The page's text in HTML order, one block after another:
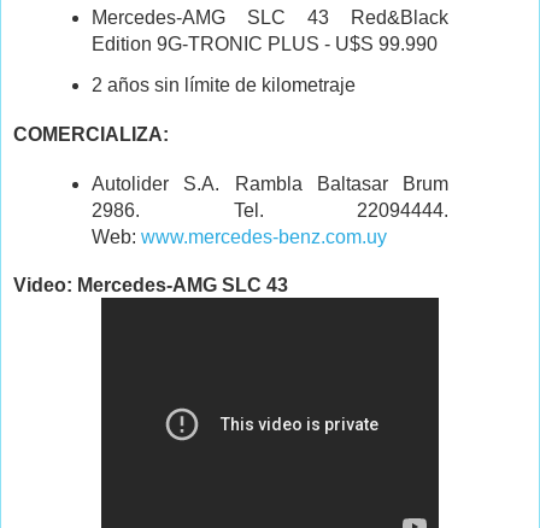
Mercedes-AMG SLC 43 Red&Black
Edition 9G-TRONIC PLUS - U$S 99.990
2 años sin límite de kilometraje
COMERCIALIZA:
Autolider S.A. Rambla Baltasar Brum
2986. Tel. 22094444.
Web: www.mercedes-benz.com.uy
Video: Mercedes-AMG SLC 43